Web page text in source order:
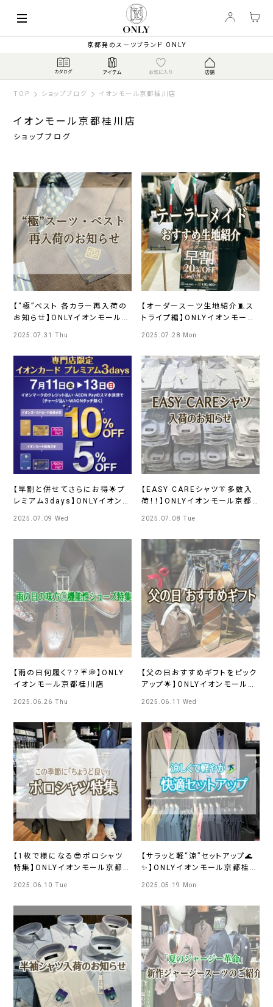
京都発のスーツブランド ONLY
TOP ショップブログ イオンモール京都桂川店
イオンモール京都桂川店
ショップブログ
【“極”ベスト 各カラー再入荷の
お知らせ】ONLYイオンモール京
2025.07.31 Thu
【オーダースーツ生地紹介🧵ス
トライプ編】ONLYイオンモール
2025.07.28 Mon
【早割と併せてさらにお得🌟プ
レミアム3days】ONLYイオンモ
2025.07.09 Wed
【EASY CAREシャツ👔多数入
荷！！】ONLYイオンモール京都
2025.07.08 Tue
【雨の日何履く？？☔💭】ONLY
イオンモール京都桂川店
2025.06.26 Thu
【父の日おすすめギフトをピック
アップ🌟】ONLYイオンモール京
2025.06.11 Wed
【1枚で様になる😎ポロシャツ
特集】ONLYイオンモール京都
2025.06.10 Tue
【サラッと軽“涼”セットアップ🌊
✨】ONLYイオンモール京都桂川
2025.05.19 Mon